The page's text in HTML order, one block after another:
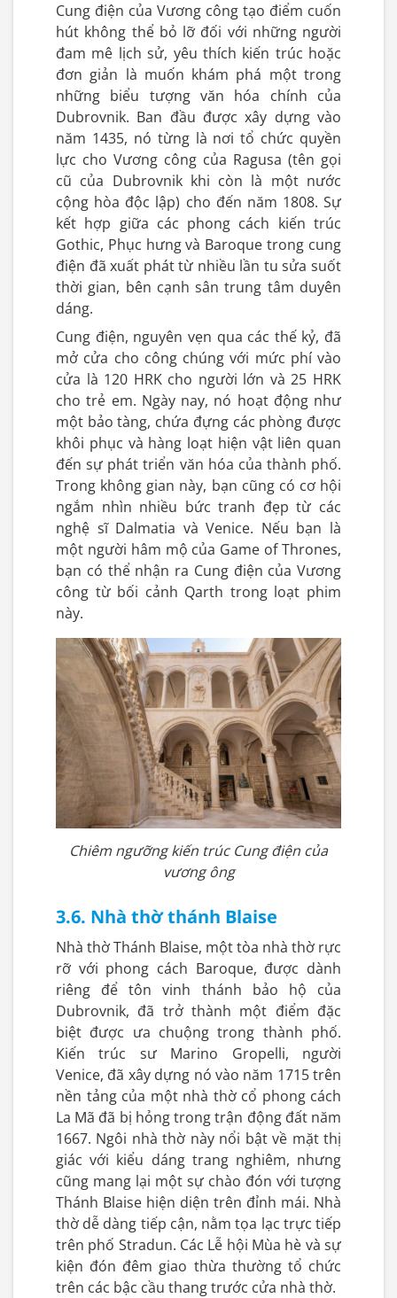
Cung điện của Vương công tạo điểm cuốn
hút không thể bỏ lỡ đối với những người
đam mê lịch sử, yêu thích kiến trúc hoặc
đơn giản là muốn khám phá một trong
những biểu tượng văn hóa chính của
Dubrovnik. Ban đầu được xây dựng vào
năm 1435, nó từng là nơi tổ chức quyền
lực cho Vương công của Ragusa (tên gọi
cũ của Dubrovnik khi còn là một nước
cộng hòa độc lập) cho đến năm 1808. Sự
kết hợp giữa các phong cách kiến trúc
Gothic, Phục hưng và Baroque trong cung
điện đã xuất phát từ nhiều lần tu sửa suốt
thời gian, bên cạnh sân trung tâm duyên
dáng.
Cung điện, nguyên vẹn qua các thế kỷ, đã
mở cửa cho công chúng với mức phí vào
cửa là 120 HRK cho người lớn và 25 HRK
cho trẻ em. Ngày nay, nó hoạt động như
một bảo tàng, chứa đựng các phòng được
khôi phục và hàng loạt hiện vật liên quan
đến sự phát triển văn hóa của thành phố.
Trong không gian này, bạn cũng có cơ hội
ngắm nhìn nhiều bức tranh đẹp từ các
nghệ sĩ Dalmatia và Venice. Nếu bạn là
một người hâm mộ của Game of Thrones,
bạn có thể nhận ra Cung điện của Vương
công từ bối cảnh Qarth trong loạt phim
này.
Chiêm ngưỡng kiến trúc Cung điện của
vương ông
3.6. Nhà thờ thánh Blaise
Nhà thờ Thánh Blaise, một tòa nhà thờ rực
rỡ với phong cách Baroque, được dành
riêng để tôn vinh thánh bảo hộ của
Dubrovnik, đã trở thành một điểm đặc
biệt được ưa chuộng trong thành phố.
Kiến trúc sư Marino Gropelli, người
Venice, đã xây dựng nó vào năm 1715 trên
nền tảng của một nhà thờ cổ phong cách
La Mã đã bị hỏng trong trận động đất năm
1667. Ngôi nhà thờ này nổi bật về mặt thị
giác với kiểu dáng trang nghiêm, nhưng
cũng mang lại một sự chào đón với tượng
Thánh Blaise hiện diện trên đỉnh mái. Nhà
thờ dễ dàng tiếp cận, nằm tọa lạc trực tiếp
trên phố Stradun. Các Lễ hội Mùa hè và sự
kiện đón đêm giao thừa thường tổ chức
trên các bậc cầu thang trước cửa nhà thờ.